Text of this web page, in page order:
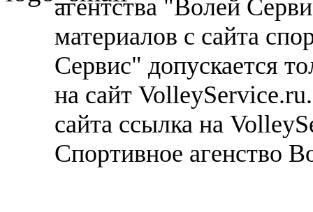
агентства "Волей
материалов с сайта
Сервис" допускается
на сайт
сайта ссылка на
Спортивное агенство